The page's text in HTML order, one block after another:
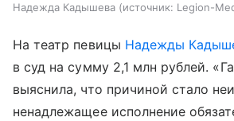
Надежда Кадышева источник: Legion-
На театр певицы Надежды
в суд на сумму 2,1 млн рублей.
выяснила, что причиной стало
ненадлежащее исполнение